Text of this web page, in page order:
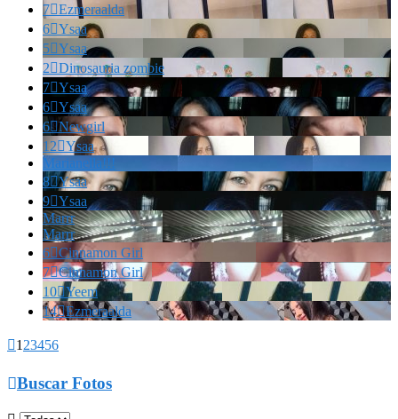
7Ezmeraalda
6Ysaa
5Ysaa
2Dinosauria zombie
7Ysaa
6Ysaa
6Newgirl
12Ysaa
Marianella!!!
8Ysaa
9Ysaa
Marrr
Marrr
6Cinnamon Girl
7Cinnamon Girl
10Yeem
14Ezmeraalda
1 23456
Buscar Fotos